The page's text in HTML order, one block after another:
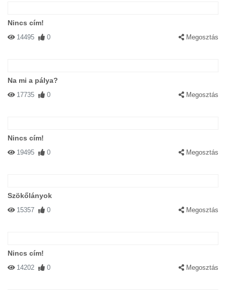
Nincs cím!
14495 0 Megosztás
Na mi a pálya?
17735 0 Megosztás
Nincs cím!
19495 0 Megosztás
Szökőlányok
15357 0 Megosztás
Nincs cím!
14202 0 Megosztás